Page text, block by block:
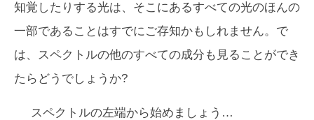
知覚したりする光は、そこにあるすべての光のほんの
一部であることはすでにご存知かもしれません。で
は、スペクトルの他のすべての成分も見ることができ
たらどうでしょうか?
スペクトルの左端から始めましょう…